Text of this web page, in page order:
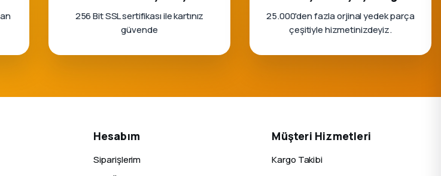
256 Bit SSL sertifikası ile kartınız
güvende
25.000'den fazla orjinal yedek parça
çeşitiyle hizmetinizdeyiz.
Hesabım
Siparişlerim
Müşteri Hizmetleri
Kargo Takibi